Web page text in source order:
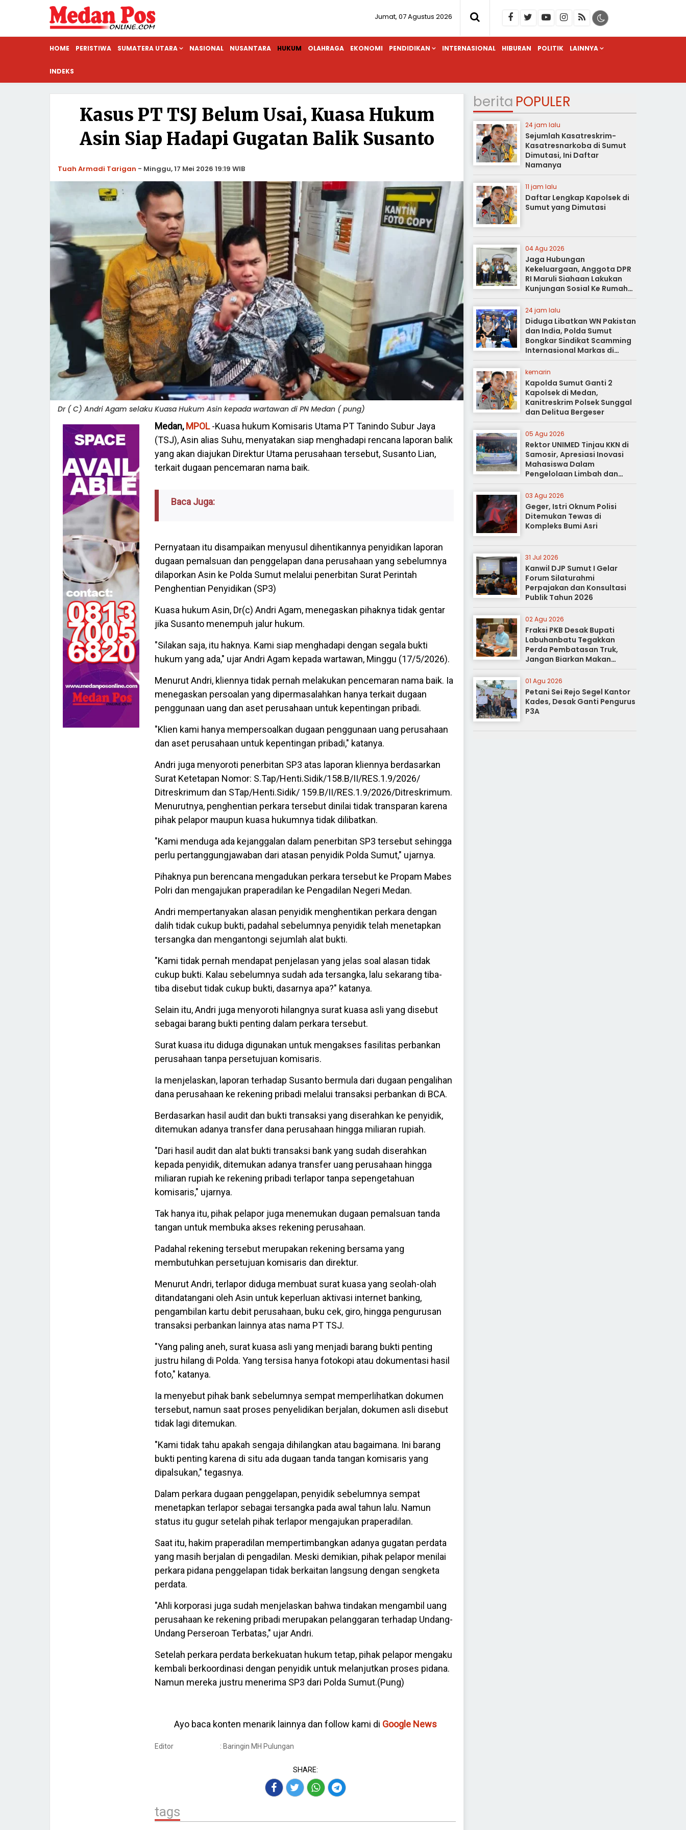
Jumat, 07 Agustus 2026
HOME PERISTIWA SUMATERA UTARA NASIONAL NUSANTARA HUKUM OLAHRAGA EKONOMI PENDIDIKAN INTERNASIONAL HIBURAN POLITIK LAINNYA
INDEKS
Kasus PT TSJ Belum Usai, Kuasa Hukum
Asin Siap Hadapi Gugatan Balik Susanto
Tuah Armadi Tarigan - Minggu, 17 Mei 2026 19:19 WIB
Dr ( C) Andri Agam selaku Kuasa Hukum Asin kepada wartawan di PN Medan ( pung)
Medan,MPOL-Kuasa hukum Komisaris Utama PT Tanindo Subur Jaya
(TSJ), Asin alias Suhu, menyatakan siap menghadapi rencana laporan balik
yang akan diajukan Direktur Utama perusahaan tersebut, Susanto Lian,
terkait dugaan pencemaran nama baik.
Baca Juga:
Pernyataan itu disampaikan menyusul dihentikannya penyidikan laporan
dugaan pemalsuan dan penggelapan dana perusahaan yang sebelumnya
dilaporkan Asin ke Polda Sumut melalui penerbitan Surat Perintah
Penghentian Penyidikan (SP3)
Kuasa hukum Asin, Dr(c) Andri Agam, menegaskan pihaknya tidak gentar
jika Susanto menempuh jalur hukum.
"Silakan saja, itu haknya. Kami siap menghadapi dengan segala bukti
hukum yang ada," ujar Andri Agam kepada wartawan, Minggu (17/5/2026).
Menurut Andri, kliennya tidak pernah melakukan pencemaran nama baik. Ia
menegaskan persoalan yang dipermasalahkan hanya terkait dugaan
penggunaan uang dan aset perusahaan untuk kepentingan pribadi.
"Klien kami hanya mempersoalkan dugaan penggunaan uang perusahaan
dan aset perusahaan untuk kepentingan pribadi," katanya.
Andri juga menyoroti penerbitan SP3 atas laporan kliennya berdasarkan
Surat Ketetapan Nomor: S.Tap/Henti.Sidik/158.B/II/RES.1.9/2026/
Ditreskrimum dan STap/Henti.Sidik/ 159.B/II/RES.1.9/2026/Ditreskrimum.
Menurutnya, penghentian perkara tersebut dinilai tidak transparan karena
pihak pelapor maupun kuasa hukumnya tidak dilibatkan.
"Kami menduga ada kejanggalan dalam penerbitan SP3 tersebut sehingga
perlu pertanggungjawaban dari atasan penyidik Polda Sumut," ujarnya.
Pihaknya pun berencana mengadukan perkara tersebut ke Propam Mabes
Polri dan mengajukan praperadilan ke Pengadilan Negeri Medan.
Andri mempertanyakan alasan penyidik menghentikan perkara dengan
dalih tidak cukup bukti, padahal sebelumnya penyidik telah menetapkan
tersangka dan mengantongi sejumlah alat bukti.
"Kami tidak pernah mendapat penjelasan yang jelas soal alasan tidak
cukup bukti. Kalau sebelumnya sudah ada tersangka, lalu sekarang tiba-
tiba disebut tidak cukup bukti, dasarnya apa?" katanya.
Selain itu, Andri juga menyoroti hilangnya surat kuasa asli yang disebut
sebagai barang bukti penting dalam perkara tersebut.
Surat kuasa itu diduga digunakan untuk mengakses fasilitas perbankan
perusahaan tanpa persetujuan komisaris.
Ia menjelaskan, laporan terhadap Susanto bermula dari dugaan pengalihan
dana perusahaan ke rekening pribadi melalui transaksi perbankan di BCA.
Berdasarkan hasil audit dan bukti transaksi yang diserahkan ke penyidik,
ditemukan adanya transfer dana perusahaan hingga miliaran rupiah.
"Dari hasil audit dan alat bukti transaksi bank yang sudah diserahkan
kepada penyidik, ditemukan adanya transfer uang perusahaan hingga
miliaran rupiah ke rekening pribadi terlapor tanpa sepengetahuan
komisaris," ujarnya.
Tak hanya itu, pihak pelapor juga menemukan dugaan pemalsuan tanda
tangan untuk membuka akses rekening perusahaan.
Padahal rekening tersebut merupakan rekening bersama yang
membutuhkan persetujuan komisaris dan direktur.
Menurut Andri, terlapor diduga membuat surat kuasa yang seolah-olah
ditandatangani oleh Asin untuk keperluan aktivasi internet banking,
pengambilan kartu debit perusahaan, buku cek, giro, hingga pengurusan
transaksi perbankan lainnya atas nama PT TSJ.
"Yang paling aneh, surat kuasa asli yang menjadi barang bukti penting
justru hilang di Polda. Yang tersisa hanya fotokopi atau dokumentasi hasil
foto," katanya.
Ia menyebut pihak bank sebelumnya sempat memperlihatkan dokumen
tersebut, namun saat proses penyelidikan berjalan, dokumen asli disebut
tidak lagi ditemukan.
"Kami tidak tahu apakah sengaja dihilangkan atau bagaimana. Ini barang
bukti penting karena di situ ada dugaan tanda tangan komisaris yang
dipalsukan," tegasnya.
Dalam perkara dugaan penggelapan, penyidik sebelumnya sempat
menetapkan terlapor sebagai tersangka pada awal tahun lalu. Namun
status itu gugur setelah pihak terlapor mengajukan praperadilan.
Saat itu, hakim praperadilan mempertimbangkan adanya gugatan perdata
yang masih berjalan di pengadilan. Meski demikian, pihak pelapor menilai
perkara pidana penggelapan tidak berkaitan langsung dengan sengketa
perdata.
"Ahli korporasi juga sudah menjelaskan bahwa tindakan mengambil uang
perusahaan ke rekening pribadi merupakan pelanggaran terhadap Undang-
Undang Perseroan Terbatas," ujar Andri.
Setelah perkara perdata berkekuatan hukum tetap, pihak pelapor mengaku
kembali berkoordinasi dengan penyidik untuk melanjutkan proses pidana.
Namun mereka justru menerima SP3 dari Polda Sumut.(Pung)
Ayo baca konten menarik lainnya dan follow kami di Google News
Editor : Baringin MH Pulungan
SHARE:
tags
berita POPULER
24 jam lalu
Sejumlah Kasatreskrim-
Kasatresnarkoba di Sumut
Dimutasi, Ini Daftar
Namanya
11 jam lalu
Daftar Lengkap Kapolsek di
Sumut yang Dimutasi
04 Agu 2026
Jaga Hubungan
Kekeluargaan, Anggota DPR
RI Maruli Siahaan Lakukan
Kunjungan Sosial Ke Rumah
Duka
24 jam lalu
Diduga Libatkan WN Pakistan
dan India, Polda Sumut
Bongkar Sindikat Scamming
Internasional Markas di
Apartemen Podomoro
kemarin
Kapolda Sumut Ganti 2
Kapolsek di Medan,
Kanitreskrim Polsek Sunggal
dan Delitua Bergeser
05 Agu 2026
Rektor UNIMED Tinjau KKN di
Samosir, Apresiasi Inovasi
Mahasiswa Dalam
Pengelolaan Limbah dan
Pertanian Ramah Lingkungan
03 Agu 2026
Geger, Istri Oknum Polisi
Ditemukan Tewas di
Kompleks Bumi Asri
31 Jul 2026
Kanwil DJP Sumut I Gelar
Forum Silaturahmi
Perpajakan dan Konsultasi
Publik Tahun 2026
02 Agu 2026
Fraksi PKB Desak Bupati
Labuhanbatu Tegakkan
Perda Pembatasan Truk,
Jangan Biarkan Makan
Korban
01 Agu 2026
Petani Sei Rejo Segel Kantor
Kades, Desak Ganti Pengurus
P3A